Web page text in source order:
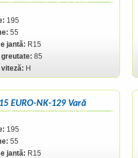
195
55
jantă: R15
greutate: 85
viteză: H
EURO-NK-129 Vară
195
55
jantă: R15